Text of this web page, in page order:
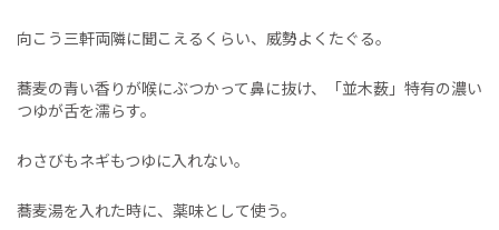
向こう三軒両隣に聞こえるくらい、威勢よくたぐる。
蕎麦の青い香りが喉にぶつかって鼻に抜け、「並木薮」特有の濃い
つゆが舌を濡らす。
わさびもネギもつゆに入れない。
蕎麦湯を入れた時に、薬味として使う。